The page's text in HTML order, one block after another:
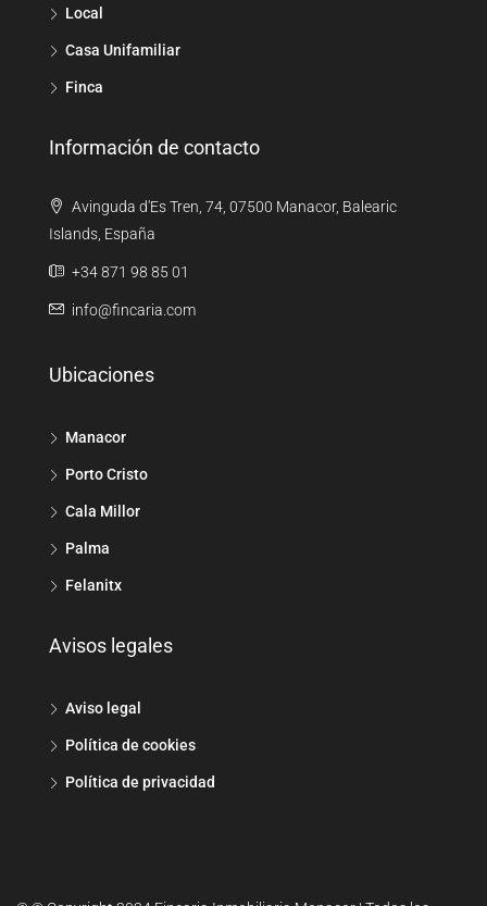
Local
Casa Unifamiliar
Finca
Información de contacto
Avinguda d'Es Tren, 74, 07500 Manacor, Balearic
Islands, España
+34 871 98 85 01
info@fincaria.com
Ubicaciones
Manacor
Porto Cristo
Cala Millor
Palma
Felanitx
Avisos legales
Aviso legal
Política de cookies
Política de privacidad